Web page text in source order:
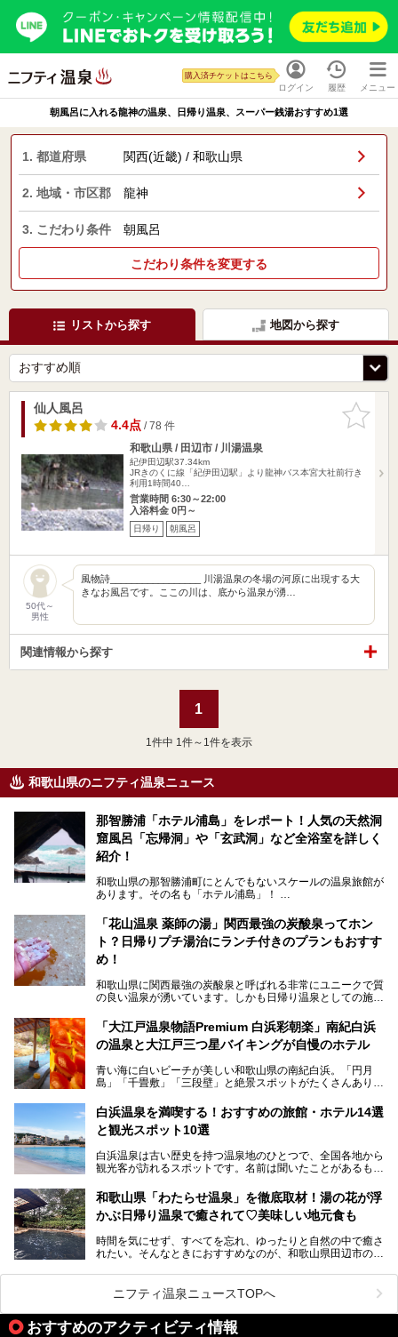
ログイン
購入済チケットはこちら
履歴 メニュー
朝風呂に入れる龍神の温泉、日帰り温泉、スーパー銭湯おすすめ1選
1. 都道府県 関西(近畿) / 和歌山県
2. 地域・市区郡 龍神
3. こだわり条件 朝風呂
こだわり条件を変更する
リストから探す 地図から探す
お気に入
りに追加
仙人風呂
4.4点/ 78 件
和歌山県 / 田辺市 / 川湯温泉
紀伊田辺駅37.34km
JRきのくに線「紀伊田辺駅」より龍神バス本宮大社前行き
利用1時間40…
営業時間 6:30～22:00
入浴料金 0円～
日帰り 朝風呂
50代～
男性
風物詩_________________ 川湯温泉の冬場の河原に出現する大
きなお風呂です。ここの川は、底から温泉が湧…
関連情報から探す
1
1 件中 1件～1件を表示
和歌山県のニフティ温泉ニュース
那智勝浦「ホテル浦島」をレポート！人気の天然洞
窟風呂「忘帰洞」や「玄武洞」など全浴室を詳しく
紹介！
和歌山県の那智勝浦町にとんでもないスケールの温泉旅館が
あります。その名も「ホテル浦島」！
泉。日本一長いエスカレーターで「本館」と「山上館」を結
び、海を一望する絶景も。
6ヵ所のお風呂のうち5ヵ所までは日帰り入浴も可。可愛ら
しいカメさんの形の送迎船「浦島丸」に乗っていざ、温泉の
湧く竜宮城へ！
───
提供元：那智勝浦町【PR】
この記事は那智勝浦町のPR記事です。
「花山温泉 薬師の湯」関西最強の炭酸泉ってホン
ト？日帰りプチ湯治にランチ付きのプランもおすす
め！
和歌山県に関西最強の炭酸泉と呼ばれる非常にユニークで質
の良い温泉が湧いています。しかも日帰り温泉としての施設
薬師の湯」。朝一番のお風呂にはパリパリシャリシャリと膜
が張って、それを砕きながら入浴できるとか！
ンチに人気のお食事処メニューも紹介しちゃいます！
「大江戸温泉物語Premium 白浜彩朝楽」南紀白浜
の温泉と大江戸三つ星バイキングが自慢のホテル
青い海に白いビーチが美しい和歌山県の南紀白浜。「円月
島」「千畳敷」「三段壁」と絶景スポットがたくさんありま
場する歴史の古さから日本三古湯の一つにも。
そんな「南紀白浜温泉」の「大江戸温泉物語Premium 白浜
グ」がスタートしました。温泉＆バイキング＆レジャースポ
ットとしてのこのホテルの魅力をたっぷり体験してきたので
───
提供元：大江戸温泉物語ホテルズ＆リゾーツ株式会社【P
この記事は大江戸温泉物語Premium 白浜彩朝楽のPR記事で
す。
白浜温泉を満喫する！おすすめの旅館・ホテル14選
と観光スポット10選
白浜温泉は古い歴史を持つ温泉地のひとつで、全国各地から
観光客が訪れるスポットです。名前は聞いたことがあるもの
か、実は知らない方も多いのではないでしょうか。
そこで今回は、白浜温泉ビギナー向けの基本情報をご紹介し
浜温泉を訪れるなら外せない観光スポットも合わせてご紹介
します。
和歌山県「わたらせ温泉」を徹底取材！湯の花が浮
かぶ日帰り温泉で癒されて♡美味しい地元食も
時間を気にせず、すべてを忘れ、ゆったりと自然の中で癒さ
れたい。そんなときにおすすめなのが、和歌山県田辺市の
の豊かな山々を眺めながら、どんどん期待が膨らみますよ。
「わたらせ温泉」では、温泉に入れるだけではなく、地元の
特産品を使った食事をいただける「露天食堂」でお腹も満た
すことができます。ぜひチェックしてくださいね。
ニフティ温泉ニュースTOPへ
おすすめのアクティビティ情報